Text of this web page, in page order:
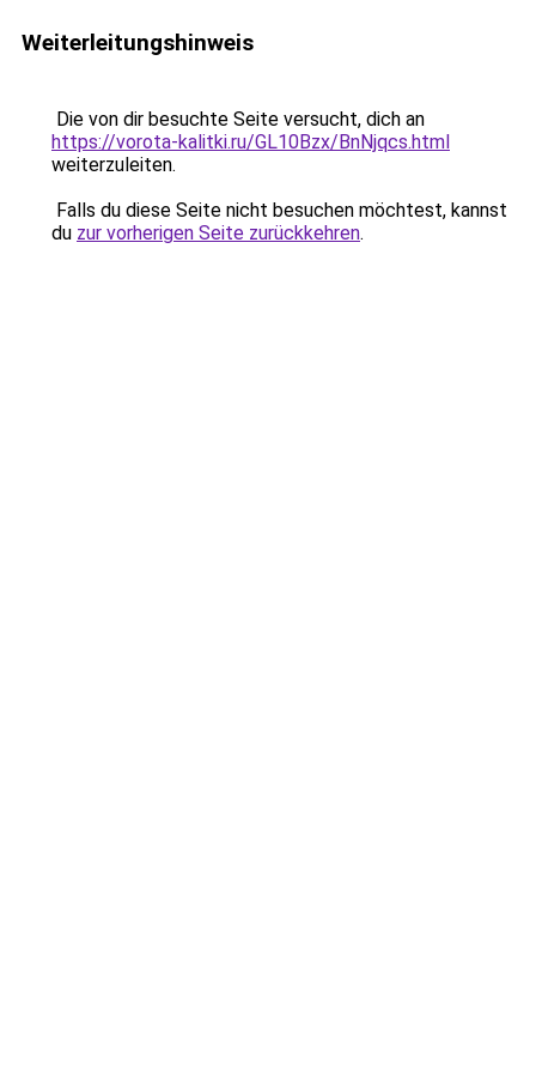
Weiterleitungshinweis
Die von dir besuchte Seite versucht, dich an
https://vorota-kalitki.ru/GL10Bzx/BnNjqcs.html
weiterzuleiten.
Falls du diese Seite nicht besuchen möchtest, kannst
du zur vorherigen Seite zurückkehren.